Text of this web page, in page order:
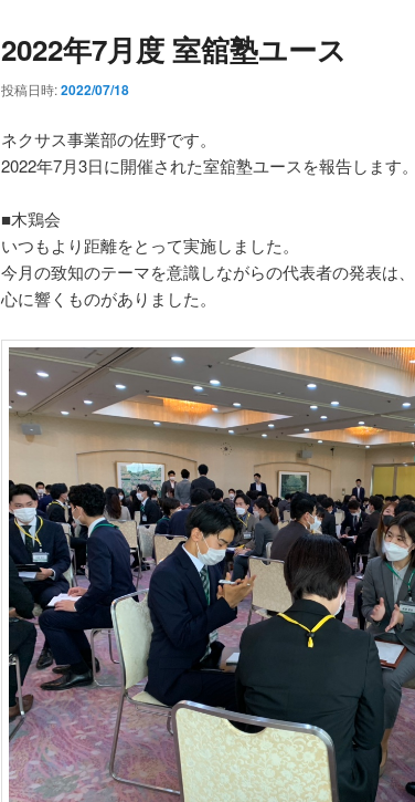
2022年7月度 室舘塾ユース
投稿日時:2022/07/18
ネクサス事業部の佐野です。
2022年7月3日に開催された室舘塾ユースを報告します。
■木鶏会
いつもより距離をとって実施しました。
今月の致知のテーマを意識しながらの代表者の発表は、
心に響くものがありました。